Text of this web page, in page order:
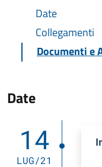
Date
Collegamenti
Documenti e
Date
14
LUG/21